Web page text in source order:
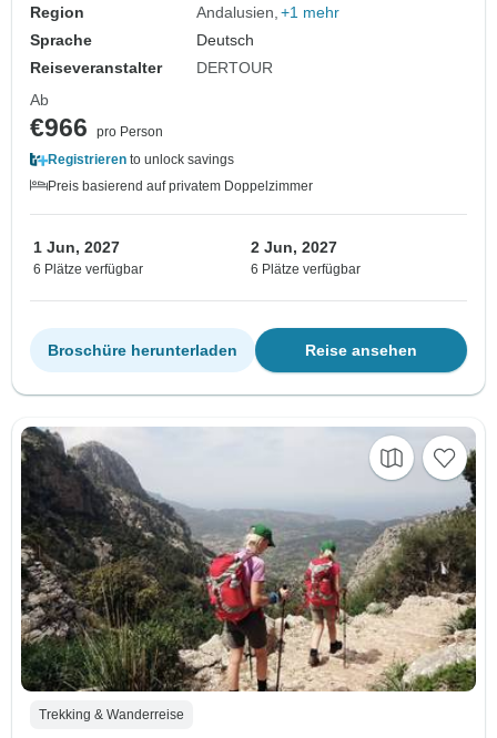
Region
Andalusien +1 mehr
Sprache
Deutsch
Reiseveranstalter
DERTOUR
Ab
€966
pro Person
Registrieren to unlock savings
Preis basierend auf privatem Doppelzimmer
1 Jun, 2027
6 Plätze verfügbar
2 Jun, 2027
6 Plätze verfügbar
Reise ansehen
Broschüre herunterladen
Trekking & Wanderreise